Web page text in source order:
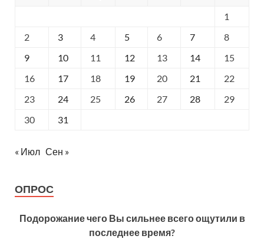
1
2
3 4 5 6 7
8
9
10 11 12 13 14
15
16
17 18 19 20 21
22
23
24 25 26 27 28
29
30
31
« Июл Сен »
ОПРОС
Подорожание чего Вы сильнее всего ощутили в
последнее время?